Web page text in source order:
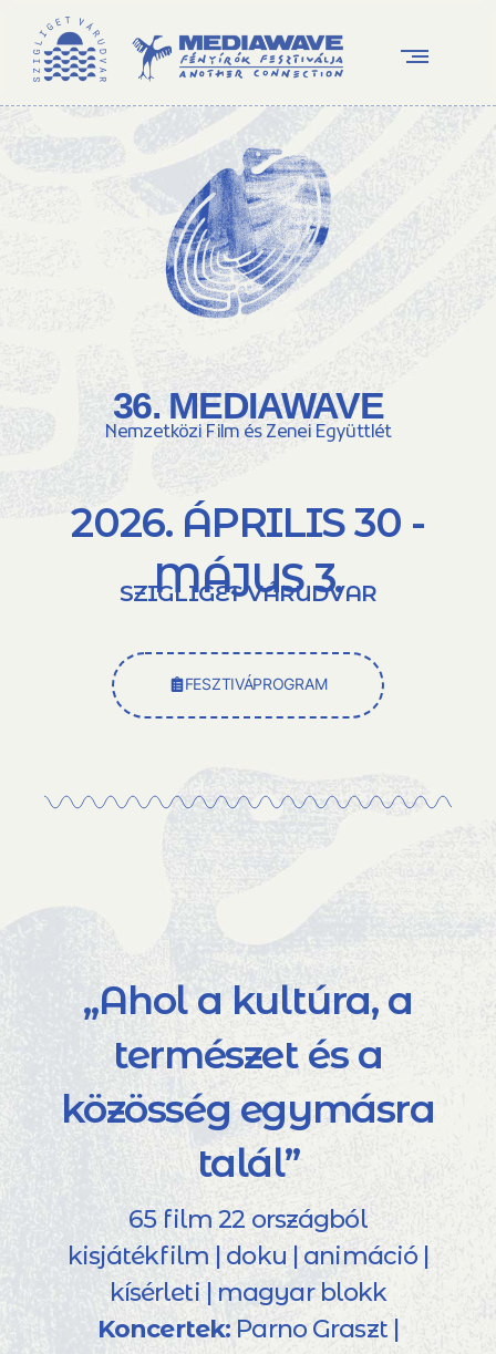
36. MEDIAWAVE
Nemzetközi Film és Zenei Együttlét
2026. ÁPRILIS 30 -
MÁJUS 3.
SZIGLIGET VÁRUDVAR
FESZTIVÁPROGRAM
„Ahol a kultúra, a
természet és a
közösség egymásra
talál”
65 film 22 országból
kisjátékfilm | doku | animáció |
kísérleti | magyar blokk
Koncertek: Parno Graszt |